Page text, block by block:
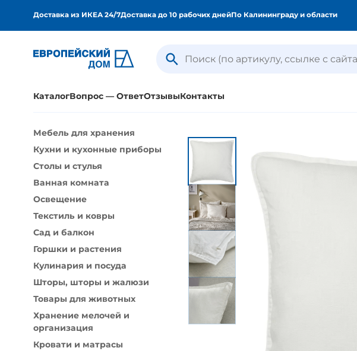
Доставка из ИКЕА 24/7Доставка до 10 рабочих днейПо Калининграду и области
КаталогВопрос — ОтветОтзывыКонтакты
Мебель для хранения
Столы и стулья
Ванная комната
Текстиль и ковры
Сад и балкон
Кулинария и посуда
Шторы, шторы и жалюзи
Хранение мелочей и организация
Кровати и матрасы
Рабочие столы и стулья
Товары для детей и младенцев
Домашнее улучшение
Украшения
Домашняя электроника
Мебель для хранения
Кухни и кухонные приборы
Столы и стулья
Ванная комната
Освещение
Текстиль и ковры
Сад и балкон
Горшки и растения
Кулинария и посуда
Шторы, шторы и жалюзи
Товары для животных
Хранение мелочей и
организация
Кровати и матрасы